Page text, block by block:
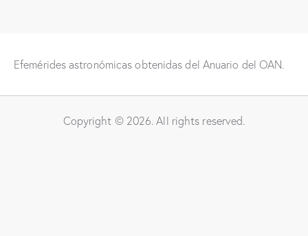
Efemérides astronómicas obtenidas del Anuario del OAN.
Copyright © 2026. All rights reserved.